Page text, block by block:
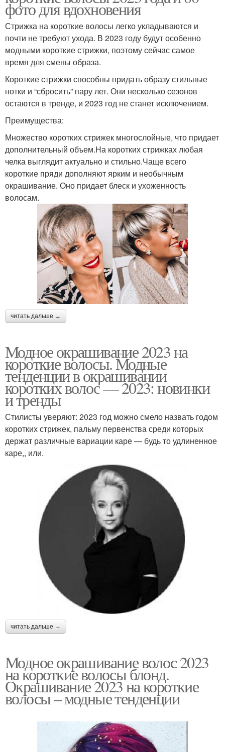
фото для вдохновения
Стрижка на короткие волосы легко укладываются и
почти не требуют ухода. В 2023 году будут особенно
модными короткие стрижки, поэтому сейчас самое
время для смены образа.
Короткие стрижки способны придать образу стильные
нотки и “сбросить” пару лет. Они несколько сезонов
остаются в тренде, и 2023 год не станет исключением.
Преимущества:
Множество коротких стрижек многослойные, что придает
дополнительный объем.На коротких стрижках любая
челка выглядит актуально и стильно.Чаще всего
короткие пряди дополняют ярким и необычным
окрашивание. Оно придает блеск и ухоженность
волосам.
читать дальше →
Модное окрашивание 2023 на
короткие волосы. Модные
тенденции в окрашивании
коротких волос — 2023: новинки
и тренды
Стилисты уверяют: 2023 год можно смело назвать годом
коротких стрижек, пальму первенства среди которых
держат различные вариации каре — будь то удлиненное
каре,, или.
читать дальше →
Модное окрашивание волос 2023
на короткие волосы блонд.
Окрашивание 2023 на короткие
волосы – модные тенденции